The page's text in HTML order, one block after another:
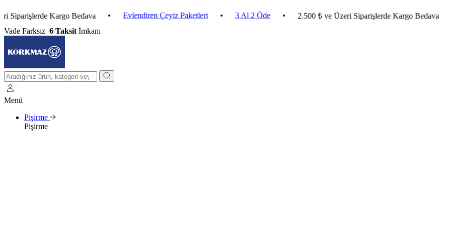
Kargo Bedava • Evlendiren Çeyiz Paketleri • 3 Al 2 Öde • 2.500 ₺ ve Üzeri Siparişlerde Kargo Bedava •
Vade Farksız 6 Taksit İmkanı
Menü
Pişirme
Pişirme